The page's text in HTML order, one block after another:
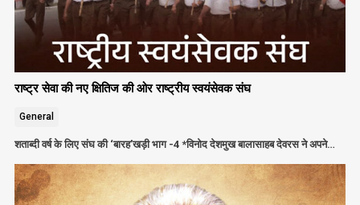
राष्ट्र सेवा की नए क्षितिज की ओर राष्ट्रीय स्वयंसेवक संघ
General
शताब्दी वर्ष के लिए संघ की ‘बारह’खड़ी भाग -4 *विनोद देशमुख बालासाहब देवरस ने अपने…